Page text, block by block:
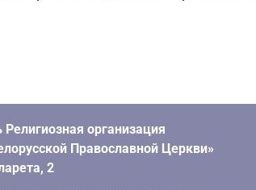
организация
Православной Церкви»
2